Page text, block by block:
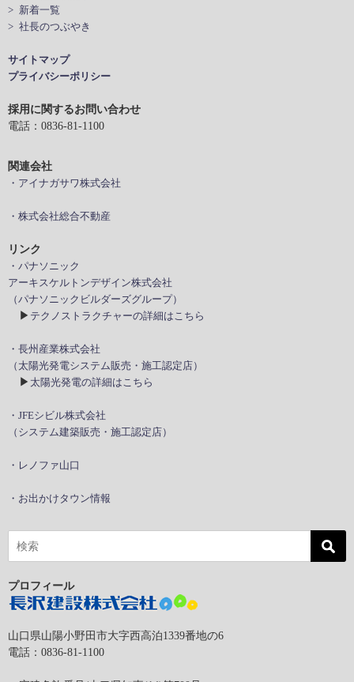
> 新着一覧
> 社長のつぶやき
サイトマップ
プライバシーポリシー
採用に関するお問い合わせ
電話：0836-81-1100
関連会社
・アイナガサワ株式会社
・株式会社総合不動産
リンク
・パナソニック
アーキスケルトンデザイン株式会社
（パナソニックビルダーズグループ）
▶ テクノストラクチャーの詳細はこちら
・長州産業株式会社
（太陽光発電システム販売・施工認定店）
▶ 太陽光発電の詳細はこちら
・JFEシビル株式会社
（システム建築販売・施工認定店）
・レノファ山口
・お出かけタウン情報
プロフィール
山口県山陽小野田市大字西高泊1339番地の6
電話：0836-81-1100